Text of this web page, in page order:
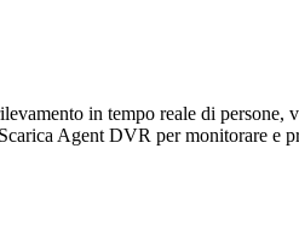
in tempo reale di
Agent DVR per monitorare e